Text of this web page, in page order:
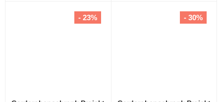
- 23% - 30%